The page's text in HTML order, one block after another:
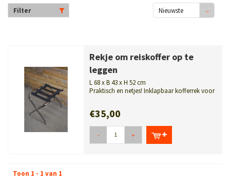
Filter
Nieuwste
Rekje om reiskoffer op te
leggen
L 68 x B 43 x H 52 cm
Praktisch en netjes! Inklapbaar kofferrek voor
€35,00
- +
Toon 1 - 1 van 1